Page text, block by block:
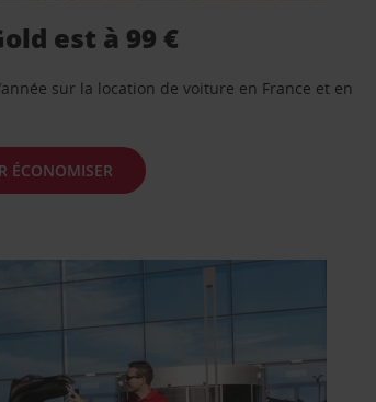
est à 99 €
sur la location de voiture en France et en
ÉCONOMISER